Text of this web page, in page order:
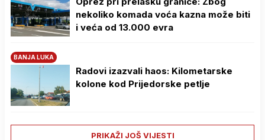
nekoliko komada voća kazna može biti
i veća od 13.000 evra
BANJA LUKA
Radovi izazvali haos: Kilometarske
kolone kod Prijedorske petlje
PRIKAŽI JOŠ VIJESTI